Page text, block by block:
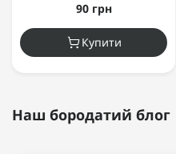
90 грн
Купити
Наш бородатий блог